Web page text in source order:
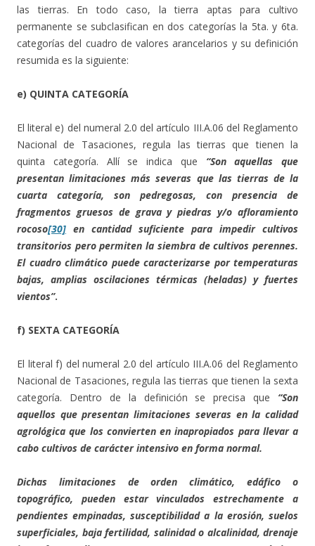
las tierras. En todo caso, la tierra aptas para cultivo
permanente se subclasifican en dos categorías la 5ta. y 6ta.
categorías del cuadro de valores arancelarios y su definición
resumida es la siguiente:
e) QUINTA CATEGORÍA
El literal e) del numeral 2.0 del artículo III.A.06 del Reglamento
Nacional de Tasaciones, regula las tierras que tienen la
quinta categoría. Allí se indica que “Son aquellas que
presentan limitaciones más severas que las tierras de la
cuarta categoría, son pedregosas, con presencia de
fragmentos gruesos de grava y piedras y/o afloramiento
rocoso[30] en cantidad suficiente para impedir cultivos
transitorios pero permiten la siembra de cultivos perennes.
El cuadro climático puede caracterizarse por temperaturas
bajas, amplias oscilaciones térmicas (heladas) y fuertes
vientos”.
f) SEXTA CATEGORÍA
El literal f) del numeral 2.0 del artículo III.A.06 del Reglamento
Nacional de Tasaciones, regula las tierras que tienen la sexta
categoría. Dentro de la definición se precisa que “Son
aquellos que presentan limitaciones severas en la calidad
agrológica que los convierten en inapropiados para llevar a
cabo cultivos de carácter intensivo en forma normal.
Dichas limitaciones de orden climático, edáfico o
topográfico, pueden estar vinculados estrechamente a
pendientes empinadas, susceptibilidad a la erosión, suelos
superficiales, baja fertilidad, salinidad o alcalinidad, drenaje